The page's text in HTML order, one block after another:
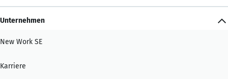
Unternehmen
New Work SE
Karriere